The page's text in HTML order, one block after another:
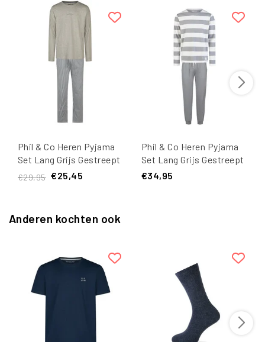
Phil & Co Heren Pyjama
Set Lang Grijs Gestreept
€29,95 €25,45
Phil & Co Heren Pyjama
Set Lang Grijs Gestreept
€34,95
Anderen kochten ook